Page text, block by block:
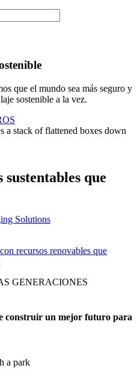
que el mundo sea más seguro y
sostenible a la vez.
que
recursos renovables que
GENERACIONES
construir un mejor futuro para